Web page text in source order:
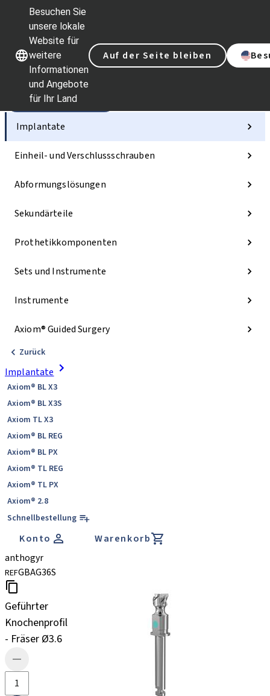
Besuchen Sie
unsere lokale
Website für
weitere
Informationen
und Angebote
für Ihr Land
Auf der Seite bleiben
Unsere MarkenUnsere Marken
Kategorien
Implantate
Einheil- und Verschlussschrauben
Abformungslösungen
Sekundärteile
Prothetikkomponenten
Sets und Instrumente
Instrumente
Axiom® Guided Surgery
Zurück
Implantate
Axiom® BL X3
Axiom® BL X3S
Axiom TL X3
Axiom® BL REG
Axiom® BL PX
Axiom® TL REG
Axiom® TL PX
Axiom® 2.8
Schnellbestellung
Konto
Warenkorb
anthogyr
REFGBAG36S
Geführter
Knochenprofil
- Fräser Ø3.6